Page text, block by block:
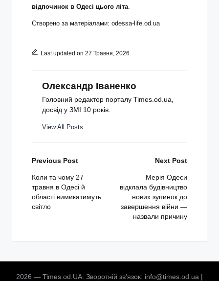
відпочинок в Одесі цього літа
Створено за матеріалами: odessa-life.od.ua
Last updated on 27 Травня, 2026
Олександр Іваненко
Головний редактор порталу Times.od.ua,
досвід у ЗМІ 10 років.
View All Posts
Post
navigation
Previous Post
Коли та чому 27
травня в Одесі й
області вимикатимуть
світло
Next Post
Мерія Одеси
відклала будівництво
нових зупинок до
завершення війни —
назвали причину
2026 — Times.od.UA. Зворотній зв'язок: info@times.od.ua |